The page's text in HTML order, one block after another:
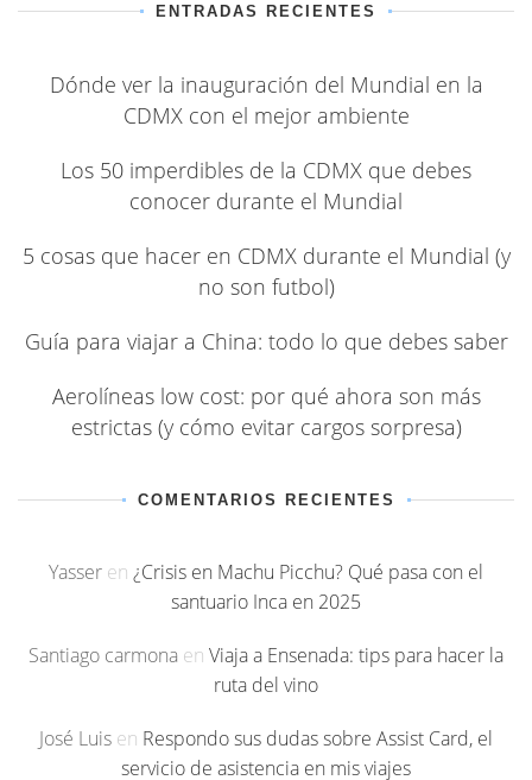
ENTRADAS RECIENTES
Dónde ver la inauguración del Mundial en la
CDMX con el mejor ambiente
Los 50 imperdibles de la CDMX que debes
conocer durante el Mundial
5 cosas que hacer en CDMX durante el Mundial (y
no son futbol)
Guía para viajar a China: todo lo que debes saber
Aerolíneas low cost: por qué ahora son más
estrictas (y cómo evitar cargos sorpresa)
COMENTARIOS RECIENTES
Yasser en ¿Crisis en Machu Picchu? Qué pasa con el
santuario Inca en 2025
Santiago carmona en Viaja a Ensenada: tips para hacer la
ruta del vino
José Luis en Respondo sus dudas sobre Assist Card, el
servicio de asistencia en mis viajes